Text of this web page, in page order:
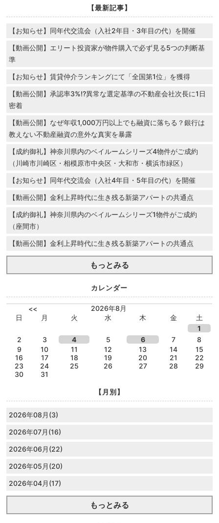
【最新記事】
【お知らせ】同年代交流会（入社2年目・3年目の代）を開催
【動画公開】エリート投資家が物件購入で必ず見る5つの判断基
準
【お知らせ】賃貸仲介ランキングにて「全国第1位」を獲得
【動画公開】承認率3%!?異常な選定基準の不動産会社次長に1日
密着
【動画公開】なぜ年収1,000万円以上でも融資に落ちる？銀行は
教えない不動産融資の意外な真実を暴露
【成約御礼】神奈川県内のベイルームシリーズ4物件がご成約
（川崎市川崎区・相模原市中央区・大和市・横浜市緑区）
【お知らせ】同年代交流会（入社4年目・5年目の代）を開催
【動画公開】金利上昇時代に生き残る新築アパートの共通点
【成約御礼】神奈川県内のベイルームシリーズ1物件がご成約
（座間市）
【動画公開】金利上昇時代に生き残る新築アパートの共通点
もっとみる
カレンダー
<<
2026年8月
日
月 火 水 木 金
土
1
2
3 4 5 6 7
8
9
10 11 12 13 14
15
16
17 18 19 20 21
22
23
24 25 26 27 28
29
30
31
【月別】
2026年08月(3)
2026年07月(16)
2026年06月(22)
2026年05月(20)
2026年04月(17)
もっとみる